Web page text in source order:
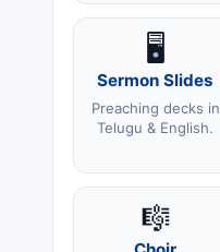
🖥️
Sermon Slides
Preaching decks in
Telugu & English.
🎼